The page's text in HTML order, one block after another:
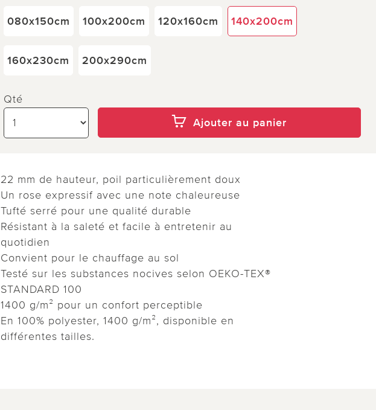
080x150cm 100x200cm 120x160cm 140x200cm
160x230cm 200x290cm
Qté
Ajouter au panier
22 mm de hauteur, poil particulièrement doux
Un rose expressif avec une note chaleureuse
Tufté serré pour une qualité durable
Résistant à la saleté et facile à entretenir au
quotidien
Convient pour le chauffage au sol
Testé sur les substances nocives selon OEKO-TEX®
STANDARD 100
1400 g/m² pour un confort perceptible
En 100% polyester, 1400 g/m², disponible en
différentes tailles.